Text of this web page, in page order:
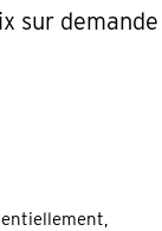
sur demande